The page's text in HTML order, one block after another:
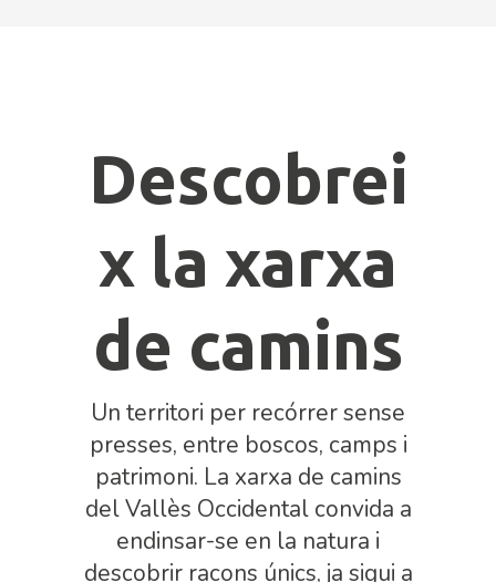
Descobrei
x la xarxa
de camins
Un territori per recórrer sense
presses, entre boscos, camps i
patrimoni. La xarxa de camins
del Vallès Occidental convida a
endinsar-se en la natura i
descobrir racons únics, ja sigui a